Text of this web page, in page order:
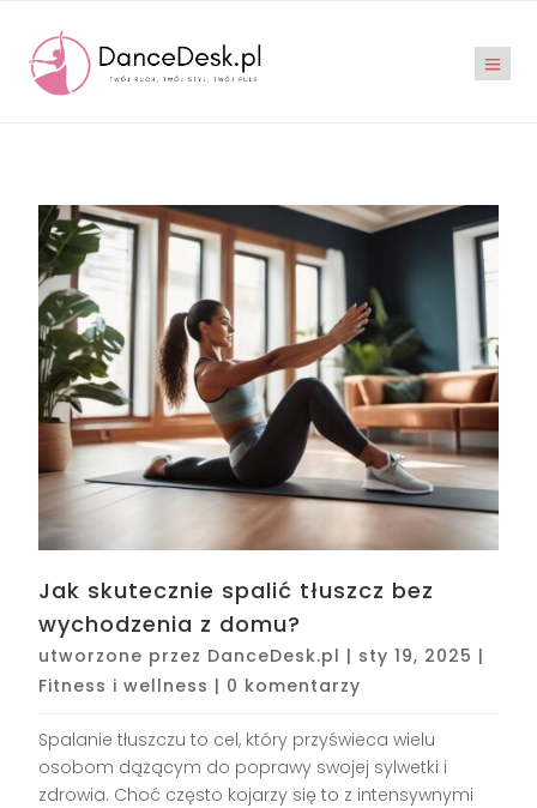
Jak skutecznie spalić tłuszcz bez
wychodzenia z domu?
utworzone przez DanceDesk.pl | sty 19, 2025 |
Fitness i wellness | 0 komentarzy
Spalanie tłuszczu to cel, który przyświeca wielu
osobom dążącym do poprawy swojej sylwetki i
zdrowia. Choć często kojarzy się to z intensywnymi